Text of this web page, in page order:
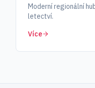
Moderní regionální
letectví.
Více